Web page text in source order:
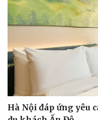
Hà Nội đáp ứng yêu